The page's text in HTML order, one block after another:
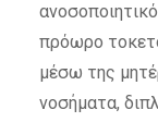
πρόωρο
μέσω της
νοσήματα,